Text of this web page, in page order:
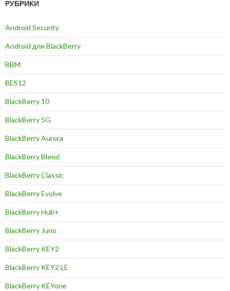
РУБРИКИ
Android Security
Android для BlackBerry
BBM
BES12
BlackBerry 10
BlackBerry 5G
BlackBerry Aurora
BlackBerry Blend
BlackBerry Classic
BlackBerry Evolve
BlackBerry Hub+
BlackBerry Juno
BlackBerry KEY2
BlackBerry KEY2 LE
BlackBerry KEYone